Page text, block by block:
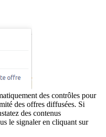
des contrôles pour
des offres diffusées. Si
des contenus
le signaler en cliquant sur